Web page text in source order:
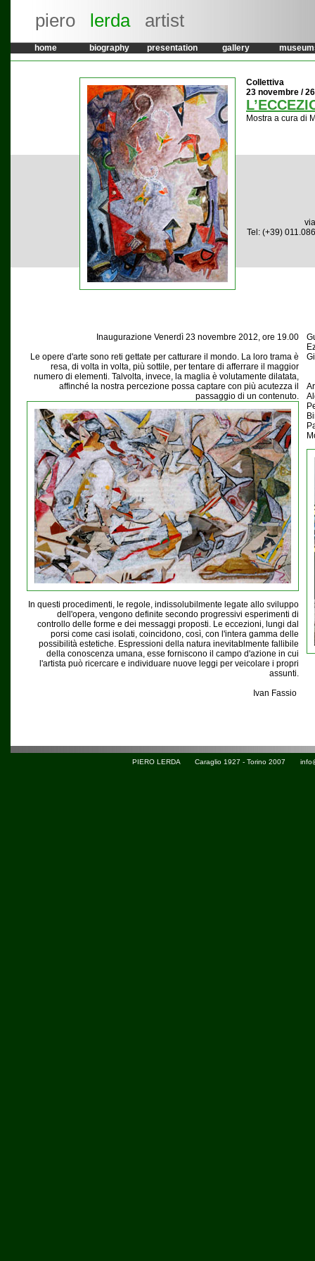
piero lerda artist
home biography presentation gallery
Collettiva
23 novembre /
Mostra a cura di
Tel: (+39)
Inaugurazione Venerdì 23 novembre 2012, ore 19.00
Le opere d'arte sono reti gettate per catturare il mondo. La loro trama è
resa, di volta in volta, più sottile, per tentare di afferrare il maggior
numero di elementi. Talvolta, invece, la maglia è volutamente dilatata,
affinché la nostra percezione possa captare con più acutezza il
passaggio di un contenuto.
In questi procedimenti, le regole, indissolubilmente legate allo sviluppo
dell'opera, vengono definite secondo progressivi esperimenti di
controllo delle forme e dei messaggi proposti. Le eccezioni, lungi dal
porsi come casi isolati, coincidono, così, con l'intera gamma delle
possibilità estetiche. Espressioni della natura inevitablmente fallibile
della conoscenza umana, esse forniscono il campo d'azione in cui
l'artista può ricercare e individuare nuove leggi per veicolare i propri
assunti.
Ivan Fassio
PIERO LERDA Caraglio 1927 - Torino 2007